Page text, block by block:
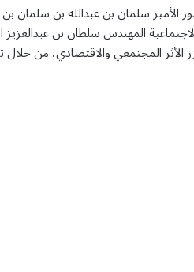
سلمان بن عبدالله بن سلمان
الاجتماعية المهندس سلطان بن
الأثر المجتمعي والاقتصادي، من